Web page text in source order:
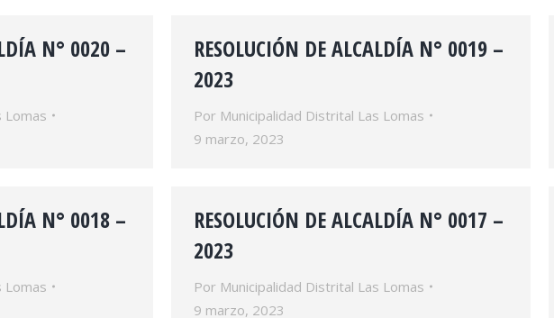
N° 0020 –
Lomas
RESOLUCIÓN DE ALCALDÍA N° 0019 –
2023
Por Municipalidad Distrital Las Lomas
9 marzo, 2023
N° 0018 –
Lomas
RESOLUCIÓN DE ALCALDÍA N° 0017 –
2023
Por Municipalidad Distrital Las Lomas
9 marzo, 2023